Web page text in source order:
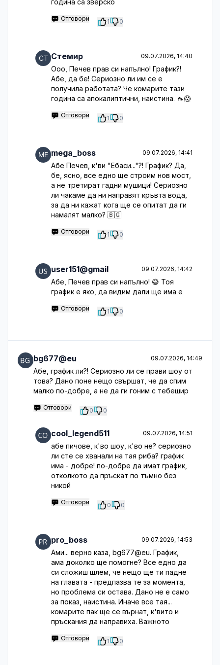
година са зверско
Отговори 1 0
Стемир 09.07.2026, 14:40
Ооо, Печев прав си напълно! График?!
Абе, да бе! Сериозно ли им се е
получила работата? Че комарите тази
година са апокалиптични, наистина. 🦟😱
Отговори 1 0
mega_boss 09.07.2026, 14:41
Абе Печев, к'ви "Ебаси..."?! График? Да,
бе, ясно, все едно ще строим нов мост,
а не третират гадни мушици! Сериозно
ли чакаме да ни направят кръвта вода,
за да ни кажат кога ще се опитат да ги
намалят малко? 🇧🇬
Отговори 1 0
user151@gmail 09.07.2026, 14:42
Абе, Печев прав си напълно! 😅 Тоя
график е яко, да видим дали ще има е
Отговори 1 0
bg677@eu 09.07.2026, 14:49
Абе, график ли?! Сериозно ли се прави шоу от
това? Дано поне нещо свършат, че да спим
малко по-добре, а не да ги гоним с тебешир
Отговори 0 0
cool_legend511 09.07.2026, 14:51
абе пичове, к'во шоу, к'во не? сериозно
ли сте се хванали на тая риба? график
има - добре! по-добре да имат график,
отколкото да пръскат по тъмно без
никой
Отговори 0 0
pro_boss 09.07.2026, 14:53
Ами... верно каза, bg677@eu. График,
ама доколко ще помогне? Все едно да
си сложиш шлем, че нещо ще ти падне
на главата - предпазва те за момента,
но проблема си остава. Дано не е само
за показ, наистина. Иначе все тая...
комарите пак ще се върнат, к'вито и
пръскания да направиха. Важното
Отговори 1 0